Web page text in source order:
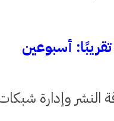
أسبوعين
النشر وإدارة